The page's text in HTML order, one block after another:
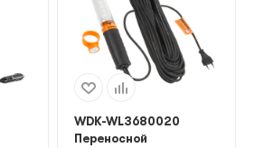
WDK-WL3680020
Переносной